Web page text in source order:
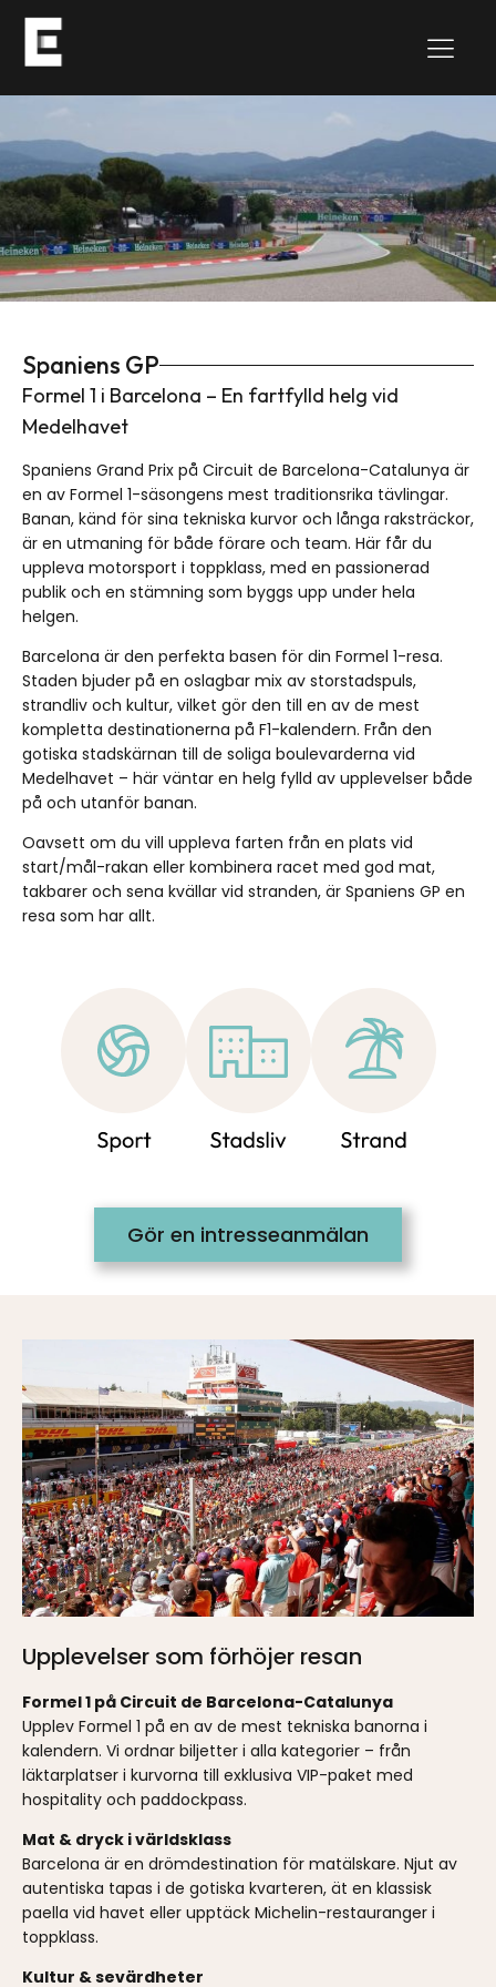
Spaniens GP
Formel 1 i Barcelona – En fartfylld helg vid
Medelhavet
Spaniens Grand Prix på Circuit de Barcelona-Catalunya är
en av Formel 1-säsongens mest traditionsrika tävlingar.
Banan, känd för sina tekniska kurvor och långa raksträckor,
är en utmaning för både förare och team. Här får du
uppleva motorsport i toppklass, med en passionerad
publik och en stämning som byggs upp under hela
helgen.
Barcelona är den perfekta basen för din Formel 1-resa.
Staden bjuder på en oslagbar mix av storstadspuls,
strandliv och kultur, vilket gör den till en av de mest
kompletta destinationerna på F1-kalendern. Från den
gotiska stadskärnan till de soliga boulevarderna vid
Medelhavet – här väntar en helg fylld av upplevelser både
på och utanför banan.
Oavsett om du vill uppleva farten från en plats vid
start/mål-rakan eller kombinera racet med god mat,
takbarer och sena kvällar vid stranden, är Spaniens GP en
resa som har allt.
Gör en intresseanmälan
Upplevelser som förhöjer resan
Formel 1 på Circuit de Barcelona-Catalunya
Upplev Formel 1 på en av de mest tekniska banorna i
kalendern. Vi ordnar biljetter i alla kategorier – från
läktarplatser i kurvorna till exklusiva VIP-paket med
hospitality och paddockpass.
Mat & dryck i världsklass
Barcelona är en drömdestination för matälskare. Njut av
autentiska tapas i de gotiska kvarteren, ät en klassisk
paella vid havet eller upptäck Michelin-restauranger i
toppklass.
Kultur & sevärdheter